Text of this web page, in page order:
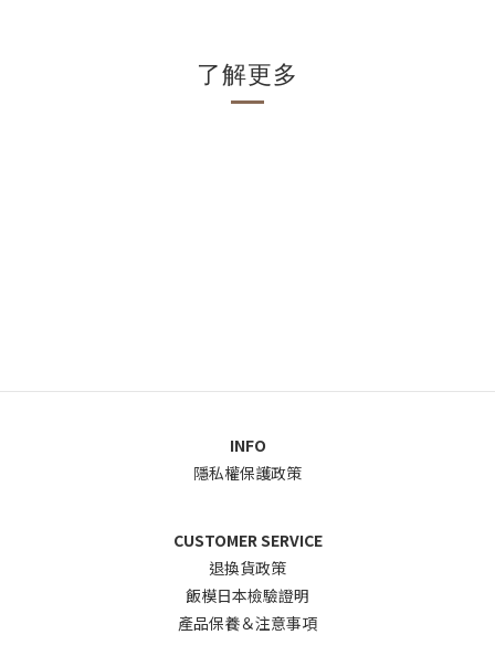
了解更多
INFO
隱私權保護政策
CUSTOMER SERVICE
退換貨政策
飯模日本檢驗證明
產品保養＆注意事項